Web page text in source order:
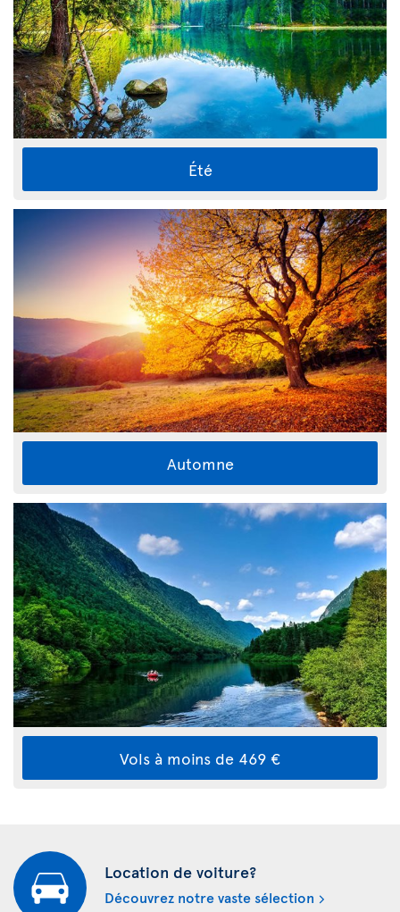
Été
Automne
Vols à moins de 469 €
Location de voiture?
Découvrez notre vaste sélection